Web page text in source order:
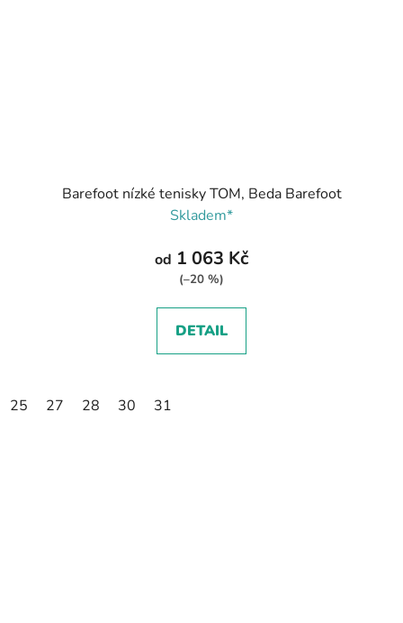
Barefoot nízké tenisky TOM, Beda Barefoot
Skladem*
od 1 063 Kč
(–20 %)
DETAIL
25 27 28 30 31